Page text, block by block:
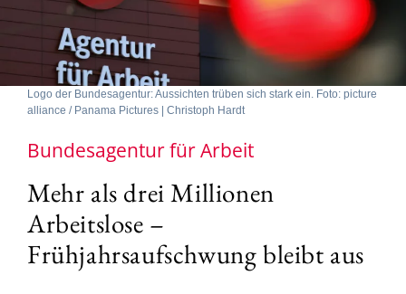
Logo der Bundesagentur: Aussichten trüben sich stark ein. Foto: picture
alliance / Panama Pictures | Christoph Hardt
Bundesagentur für Arbeit
Mehr als drei Millionen
Arbeitslose –
Frühjahrsaufschwung bleibt aus